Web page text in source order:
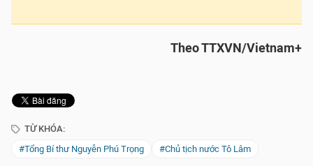
Theo TTXVN/Vietnam+
TỪ KHÓA:
#Tổng Bí thư Nguyễn Phú Trọng
#Chủ tịch nước Tô Lâm